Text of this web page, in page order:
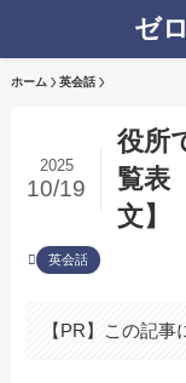
ゼ
ホーム 英会話
役所
覧表
文】
2025
10/19
英会話
【PR】この記事